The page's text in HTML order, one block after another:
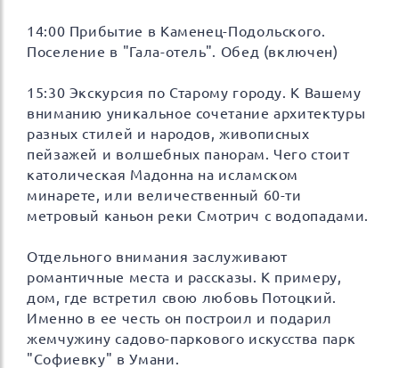
14:00 Прибытие в Каменец-Подольского.
Поселение в "Гала-отель". Обед (включен)
15:30 Экскурсия по Старому городу. К Вашему
вниманию уникальное сочетание архитектуры
разных стилей и народов, живописных
пейзажей и волшебных панорам. Чего стоит
католическая Мадонна на исламском
минарете, или величественный 60-ти
метровый каньон реки Смотрич с водопадами.
Отдельного внимания заслуживают
романтичные места и рассказы. К примеру,
дом, где встретил свою любовь Потоцкий.
Именно в ее честь он построил и подарил
жемчужину садово-паркового искусства парк
"Софиевку" в Умани.